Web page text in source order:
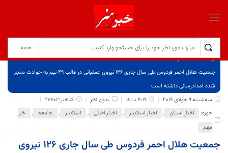
برگ نخست
نوشته‌ها
جمعیت هلال احمر فردوس طی سال جاری 126 نیروی عملیاتی در قالب 49 تیم به حوادث منجر
شده امدادرسانی داشته است
سه‌شنبه 9 جولای 2019
4:19 ب.ظ بدون نظر
کدخبر:27702
حوزه:
اخبار استان , اخبار اسلایدر , اخبار اصلی , اسلایدر , جامعه ,
خبر
مهم
جمعیت هلال احمر فردوس طی سال جاری 126 نیروی